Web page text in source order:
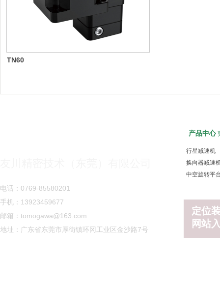
TN60
定位
网站
产品中心
行星减速机
换向器减速
中空旋转平
电话：0769-85580201
手机：13923459677
邮箱：tomogawa@163.com
地址：广东省东莞市厚街镇环冈工业区金沙路7号